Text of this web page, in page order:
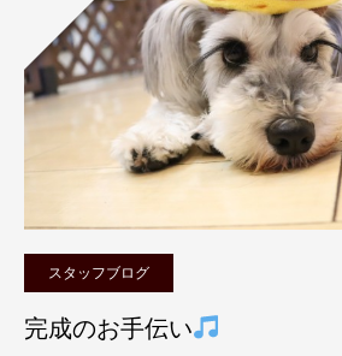
スタッフブログ
完成のお手伝い